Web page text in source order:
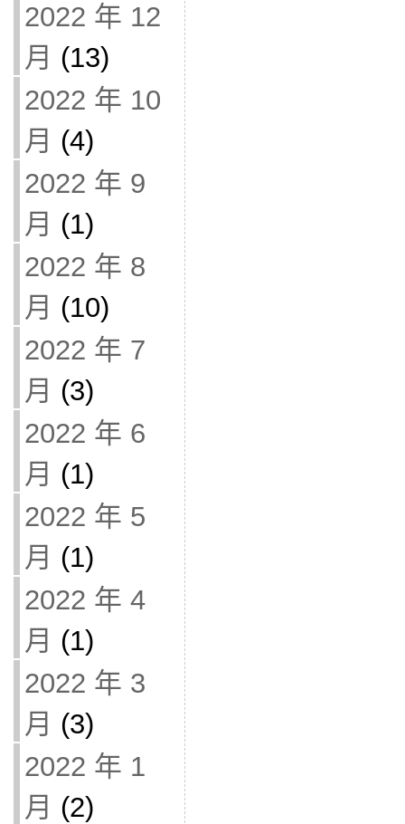
2022 年 12
月 (13)
2022 年 10
月 (4)
2022 年 9
月 (1)
2022 年 8
月 (10)
2022 年 7
月 (3)
2022 年 6
月 (1)
2022 年 5
月 (1)
2022 年 4
月 (1)
2022 年 3
月 (3)
2022 年 1
月 (2)